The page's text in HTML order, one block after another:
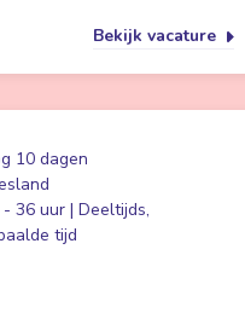
Bekijk vacature
10 dagen
36 uur | Deeltijds,
tijd